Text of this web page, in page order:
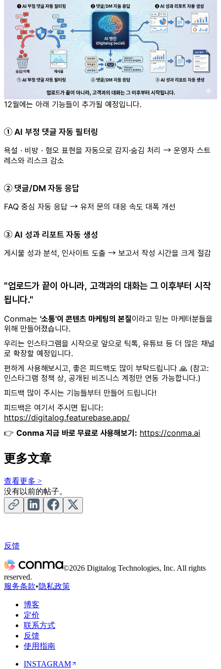
12월에는 아래 기능들이 추가될 예정입니다.
① AI 부정 댓글 자동 필터링
욕설 · 비방 · 혐오 표현을 자동으로 감지·숨김 처리 → 운영자 스트
레스와 리스크 감소
② 댓글/DM 자동 응답
FAQ 중심 자동 응답 → 유저 문의 대응 속도 대폭 개선
③ AI 성과 리포트 자동 생성
게시물 성과 분석, 인사이트 도출 → 보고서 작성 시간을 크게 절감
"업로드가 끝이 아니라, 고객과의 대화는 그 이후부터 시작
됩니다."
Conma는 '소통'이 콘텐츠 마케팅의 본질이라고 믿는 마케터분들을
위해 만들어졌습니다.
우리는 인스타그램을 시작으로 앞으로 틱톡, 유튜브 등 더 많은 채널
로 확장할 예정입니다.
편하게 사용해보시고, 좋은 피드백도 많이 부탁드립니다 🙏 (참고:
인스타그램 정책 상, 공개된 비즈니스 계정만 연동 가능합니다.)
피드백 많이 주시는 기능들부터 만들어 드립니다!
피드백은 여기서 주시면 됩니다:
https://digitalog.featurebase.app/
👉 Conma 지금 바로 무료로 사용해보기: https://conma.ai
更多文章
查看更多 >
没有以前的帖子。
反馈
©2026 Digitalog Technologies, Inc. All rights
reserved.
服务条款•隐私政策
博客
定价
联系方式
反馈
使用指南
INSTAGRAM